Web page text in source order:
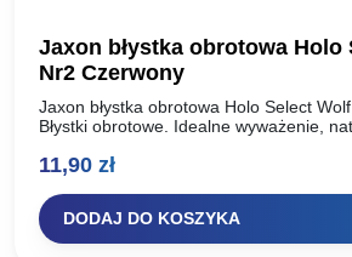
Jaxon błystka obrotowa Holo
Nr2 Czerwony
Jaxon błystka obrotowa Holo Select
Błystki obrotowe. Idealne wyważenie,
klasyczny design.Obszerna kolekcja
11,90 zł
DODAJ DO KOSZYKA